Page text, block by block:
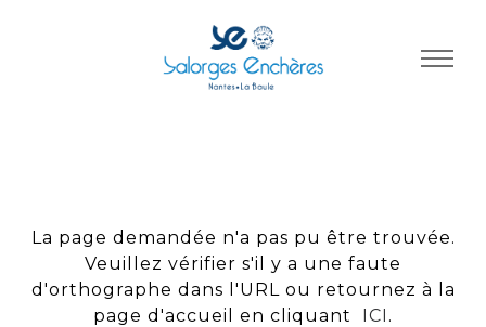
La page demandée n'a pas pu être trouvée.
Veuillez vérifier s'il y a une faute
d'orthographe dans l'URL ou retournez à la
page d'accueil en cliquant
ICI .